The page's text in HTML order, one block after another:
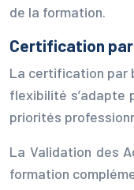
de la formation.
Certification par
La certification par
flexibilité s’adapte
priorités
La Validation des
formation